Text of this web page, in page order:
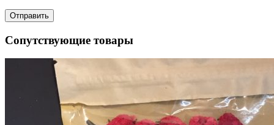
Сопутствующие товары